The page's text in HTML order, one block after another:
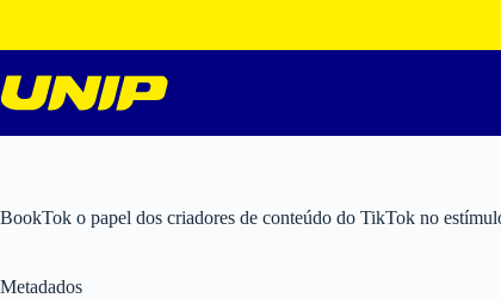
o
conteúdo
BookTok o papel dos criadores de conteúdo do TikTok no
Metadados